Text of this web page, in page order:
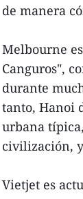
de manera
Melbourne
Canguros",
durante
tanto, Hanoi
urbana
civilización,
Vietjet es